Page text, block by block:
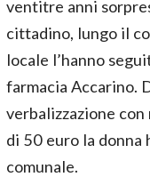
ventitre anni
cittadino, lungo il
locale l’hanno
farmacia Accarino.
verbalizzazione
di 50 euro la
comunale.